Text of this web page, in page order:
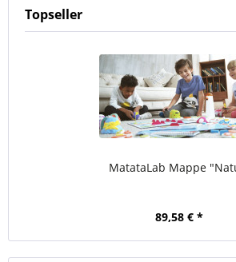
Topseller
MatataLab Mappe
89,58 € *